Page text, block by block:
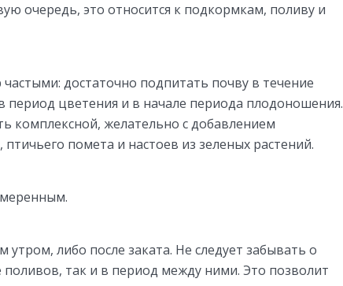
очередь, это относится к подкормкам, поливу и
достаточно подпитать почву в течение
период цветения и в начале периода плодоношения.
комплексной, желательно с добавлением
помета и настоев из зеленых растений.
либо после заката. Не следует забывать о
поливов, так и в период между ними. Это позволит